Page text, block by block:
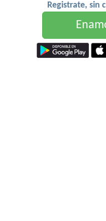
Registrate, sin